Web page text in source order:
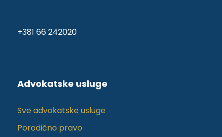
+381 66 242020
Advokatske usluge
Sve advokatske usluge
Porodično pravo